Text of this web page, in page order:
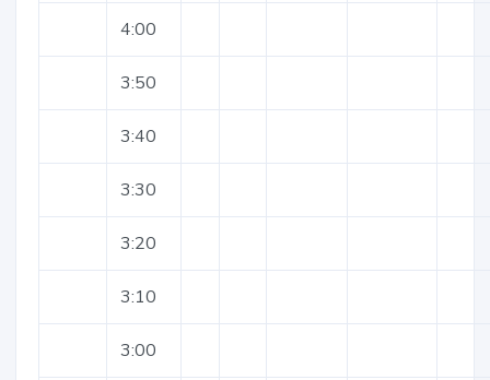
4:00
3:50
3:40
3:30
3:20
3:10
3:00